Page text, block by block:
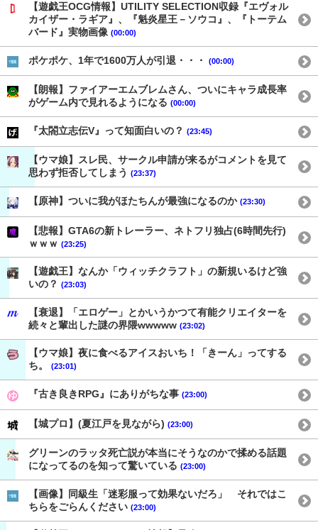
【遊戯王OCG情報】UTILITY SELECTION収録『エヴォル
カイザー・ラギア』、『魁炎星王－ソウコ』、『トーテム
バード』実物画像 (00:00)
ポケポケ、1年で1600万人が引退・・・ (00:00)
【朗報】ファイアーエムブレムさん、ついにキャラ成長率
がゲーム内で見れるようになる (00:00)
『太閤立志伝V』って知面白いの？ (23:45)
【ウマ娘】スレ民、サークル申請が来るがコメントを見て
思わず拒否してしまう (23:37)
【原神】ついに我がほたちんが最強になるのか (23:30)
【悲報】GTA6の新トレーラー、ネトフリ独占(6時間先行)
ｗｗｗ (23:25)
【遊戯王】なんか「ウィッチクラフト」の新規いるけど強
いの？ (23:03)
【衰退】「エロゲー」とかいうかつて有能クリエイターを
続々と輩出した謎の界隈wwwww (23:02)
【ウマ娘】夜に食べるアイスおいち！「きーん」ってする
ち。
(23:01)
『古き良きRPG』にありがちな事 (23:00)
【城プロ】(夏江戸を見ながら) (23:00)
グリーンのラッタ死亡説が本当にそうなのかで揉める話題
になってるのを知って驚いている (23:00)
【画像】同級生「迷彩服って効果ないだろ」 それではこ
ちらをごらんください (23:00)